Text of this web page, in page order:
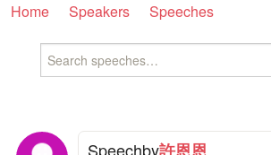
Home Speakers Speeches
Speechby